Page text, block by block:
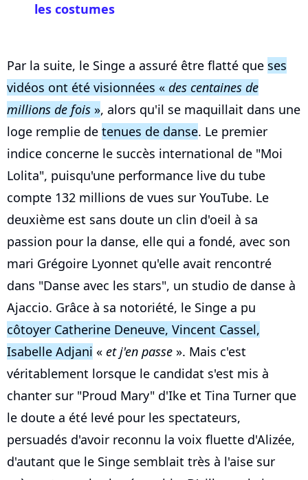
les costumes
Par la suite, le Singe a assuré être flatté que ses
vidéos ont été visionnées « des centaines de
millions de fois », alors qu'il se maquillait dans une
loge remplie de tenues de danse. Le premier
indice concerne le succès international de "Moi
Lolita", puisqu'une performance live du tube
compte 132 millions de vues sur YouTube. Le
deuxième est sans doute un clin d'oeil à sa
passion pour la danse, elle qui a fondé, avec son
mari Grégoire Lyonnet qu'elle avait rencontré
dans "Danse avec les stars", un studio de danse à
Ajaccio. Grâce à sa notoriété, le Singe a pu
côtoyer Catherine Deneuve, Vincent Cassel,
Isabelle Adjani « et j'en passe ». Mais c'est
véritablement lorsque le candidat s'est mis à
chanter sur "Proud Mary" d'Ike et Tina Turner que
le doute a été levé pour les spectateurs,
persuadés d'avoir reconnu la voix fluette d'Alizée,
d'autant que le Singe semblait très à l'aise sur